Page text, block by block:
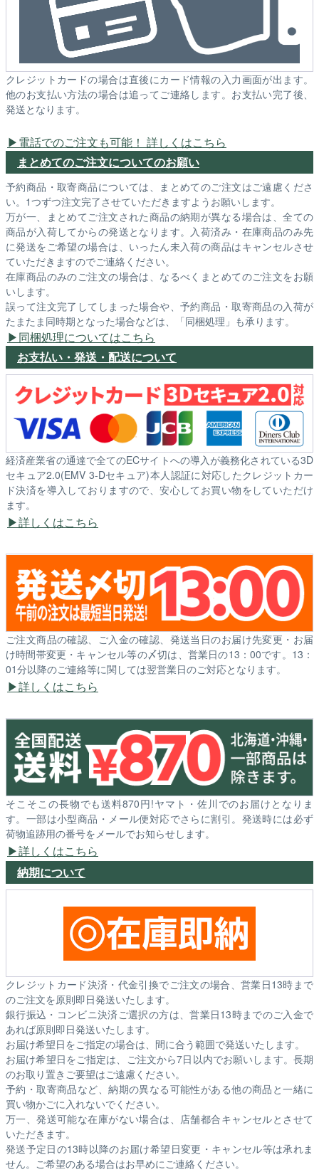
クレジットカードの場合は直後にカード情報の入力画面が出ます。
他のお支払い方法の場合は追ってご連絡します。お支払い完了後、
発送となります。
電話でのご注文も可能！ 詳しくはこちら
まとめてのご注文についてのお願い
予約商品・取寄商品については、まとめてのご注文はご遠慮くださ
い。1つずつ注文完了させていただきますようお願いします。
万が一、まとめてご注文された商品の納期が異なる場合は、全ての
商品が入荷してからの発送となります。入荷済み・在庫商品のみ先
に発送をご希望の場合は、いったん未入荷の商品はキャンセルさせ
ていただきますのでご連絡ください。
在庫商品のみのご注文の場合は、なるべくまとめてのご注文をお願
いします。
誤って注文完了してしまった場合や、予約商品・取寄商品の入荷が
たまたま同時期となった場合などは、「同梱処理」も承ります。
同梱処理についてはこちら
お支払い・発送・配送について
経済産業省の通達で全てのECサイトへの導入が義務化されている3D
セキュア2.0(EMV 3-Dセキュア)本人認証に対応したクレジットカー
ド決済を導入しておりますので、安心してお買い物をしていただけ
ます。
詳しくはこちら
ご注文商品の確認、ご入金の確認、発送当日のお届け先変更・お届
け時間帯変更・キャンセル等の〆切は、営業日の13：00です。13：
01分以降のご連絡等に関しては翌営業日のご対応となります。
詳しくはこちら
そこそこの長物でも送料870円!ヤマト・佐川でのお届けとなりま
す。一部は小型商品・メール便対応でさらに割引。発送時には必ず
荷物追跡用の番号をメールでお知らせします。
詳しくはこちら
納期について
クレジットカード決済・代金引換でご注文の場合、営業日13時まで
のご注文を原則即日発送いたします。
銀行振込・コンビニ決済ご選択の方は、営業日13時までのご入金で
あれば原則即日発送いたします。
お届け希望日をご指定の場合は、間に合う範囲で発送いたします。
お届け希望日をご指定は、ご注文から7日以内でお願いします。長期
のお取り置きご要望はご遠慮ください。
予約・取寄商品など、納期の異なる可能性がある他の商品と一緒に
買い物かごに入れないでください。
万一、発送可能な在庫がない場合は、店舗都合キャンセルとさせて
いただきます。
発送予定日の13時以降のお届け希望日変更・キャンセル等は承れま
せん。ご希望のある場合はお早めにご連絡ください。